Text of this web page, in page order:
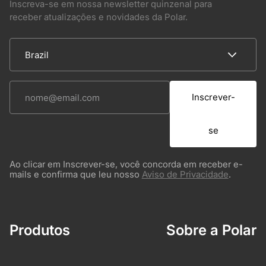
Inscreva-se em nossa newsletter quinzenal para
receber atualizações e novidades da Polar.
Inscrever-
se
Ao clicar em Inscrever-se, você concorda em receber e-
mails e confirma que leu nosso Aviso de Privacidade.
Produtos Sobre a Polar